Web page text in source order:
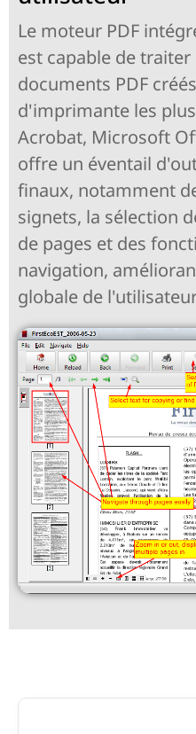
Le moteur PDF
est capable de
documents PDF
d'imprimante les
Acrobat, Microsoft
offre un éventail
finaux, notamment
signets, la sélection
de pages et des
navigation,
globale de